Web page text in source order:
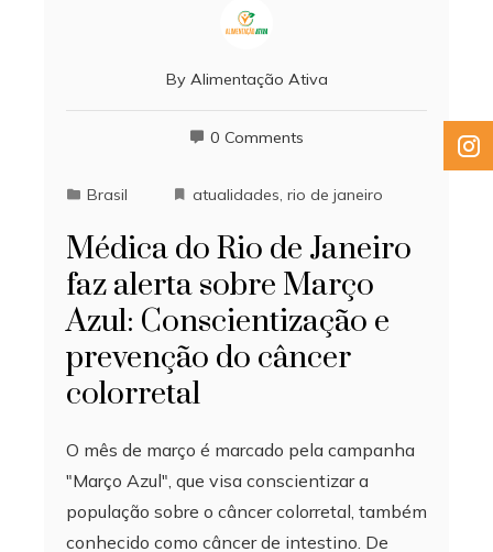
By Alimentação Ativa
0 Comments
Brasil atualidades, rio de janeiro
Médica do Rio de Janeiro
faz alerta sobre Março
Azul: Conscientização e
prevenção do câncer
colorretal
O mês de março é marcado pela campanha
"Março Azul", que visa conscientizar a
população sobre o câncer colorretal, também
conhecido como câncer de intestino. De